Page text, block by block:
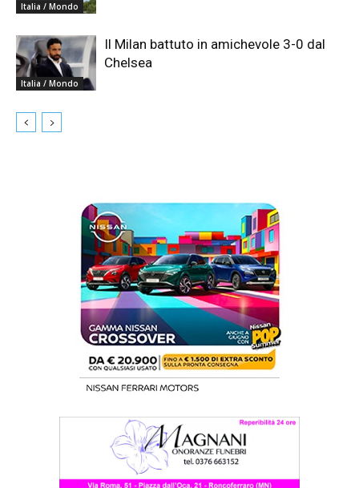
Italia / Mondo
Italia / Mondo
Il Milan battuto in amichevole 3-0 dal
Chelsea